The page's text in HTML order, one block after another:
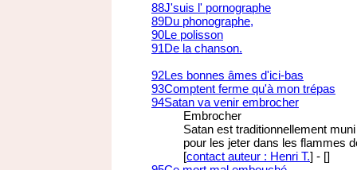
88J'suis l' pornographe
89Du phonographe,
90Le polisson
91De la chanson.
92Les bonnes âmes d'ici-bas
93Comptent ferme qu'à mon trépas
94Satan va venir embrocher
Embrocher
Satan est traditionnellement
pour les jeter dans les flammes
[contact auteur : Henri T.] - []